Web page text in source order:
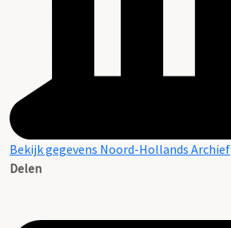
Bekijk gegevens Noord-Hollands Archief
Delen